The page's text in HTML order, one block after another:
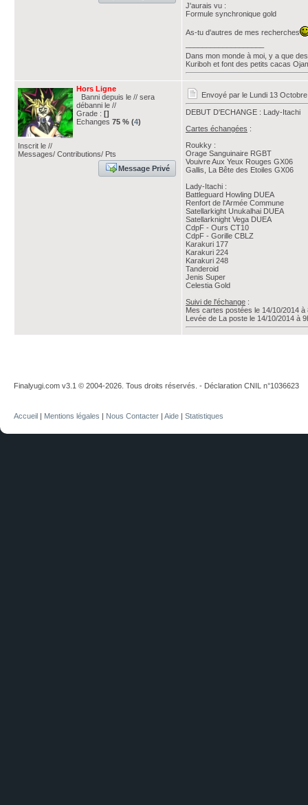
J'aurais vu :
Formule synchronique gold
As-tu d'autres de mes recherches
Dans mon monde à moi, y a que
Kuriboh et font des petits cacas
Hors Ligne
Banni depuis le // sera
débanni le //
Grade : []
Echanges 75 % (4)
Inscrit le //
Messages/ Contributions/ Pts
Message Privé
Envoyé par le Lundi 13
DEBUT D'ECHANGE : Lady-Itachi
Cartes échangées :
Roukky :
Orage Sanguinaire RGBT
Vouivre Aux Yeux Rouges GX06
Gallis, La Bête des Etoiles GX06
Lady-Itachi :
Battleguard Howling DUEA
Renfort de l'Armée Commune
Satellarkight Unukalhai DUEA
Satellarknight Vega DUEA
CdpF - Ours CT10
CdpF - Gorille CBLZ
Karakuri 177
Karakuri 224
Karakuri 248
Tanderoid
Jenis Super
Celestia Gold
Suivi de l'échange :
Mes cartes postées le 14/10/2014 à
Levée de La poste le 14/10/2014 à
Finalyugi.com v3.1 © 2004-2026. Tous droits réservés. - Déclaration CNIL n°1036623
Accueil | Mentions légales | Nous Contacter | Aide | Statistiques